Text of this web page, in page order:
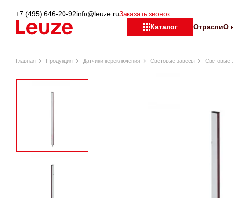
+7 (495) 646-20-92info@leuze.ruЗаказать звонок
Каталог
ОтраслиО
Главная Продукция Датчики переключения Световые завесы Световые